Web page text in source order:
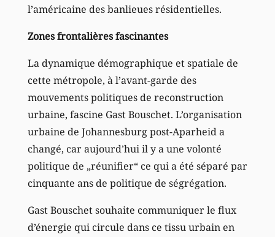
l’américaine des banlieues résidentielles.
Zones frontalières fascinantes
La dynamique démographique et spatiale de
cette métropole, à l’avant-garde des
mouvements politiques de reconstruction
urbaine, fascine Gast Bouschet. L’organisation
urbaine de Johannesburg post-Aparheid a
changé, car aujourd’hui il y a une volonté
politique de „réunifier“ ce qui a été séparé par
cinquante ans de politique de ségrégation.
Gast Bouschet souhaite communiquer le flux
d’énergie qui circule dans ce tissu urbain en